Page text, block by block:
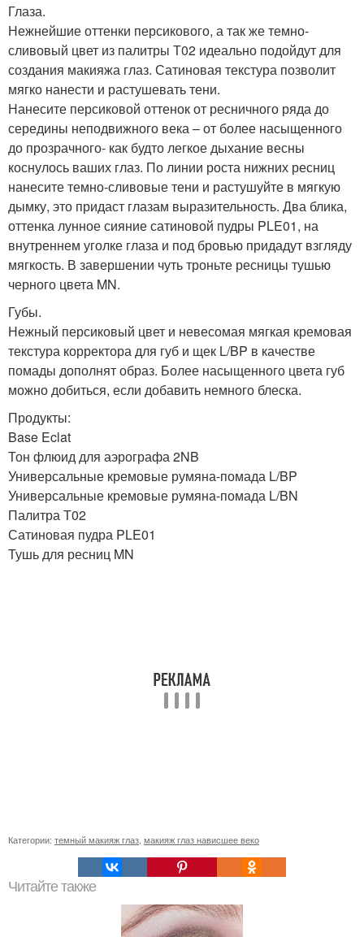
Глаза.
Нежнейшие оттенки персикового, а так же темно-
сливовый цвет из палитры Т02 идеально подойдут для
создания макияжа глаз. Сатиновая текстура позволит
мягко нанести и растушевать тени.
Нанесите персиковой оттенок от ресничного ряда до
середины неподвижного века – от более насыщенного
до прозрачного- как будто легкое дыхание весны
коснулось ваших глаз. По линии роста нижних ресниц
нанесите темно-сливовые тени и растушуйте в мягкую
дымку, это придаст глазам выразительность. Два блика,
оттенка лунное сияние сатиновой пудры PLE01, на
внутреннем уголке глаза и под бровью придадут взгляду
мягкость. В завершении чуть троньте ресницы тушью
черного цвета MN.
Губы.
Нежный персиковый цвет и невесомая мягкая кремовая
текстура корректора для губ и щек L/BP в качестве
помады дополнят образ. Более насыщенного цвета губ
можно добиться, если добавить немного блеска.
Продукты:
Base Eclat
Тон флюид для аэрографа 2NB
Универсальные кремовые румяна-помада L/BP
Универсальные кремовые румяна-помада L/BN
Палитра Т02
Сатиновая пудра PLE01
Тушь для ресниц MN
Категории: темный макияж глаз макияж глаз нависшее веко
Читайте также